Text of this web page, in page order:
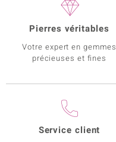
Pierres véritables
Votre expert en gemmes
précieuses et fines
Service client